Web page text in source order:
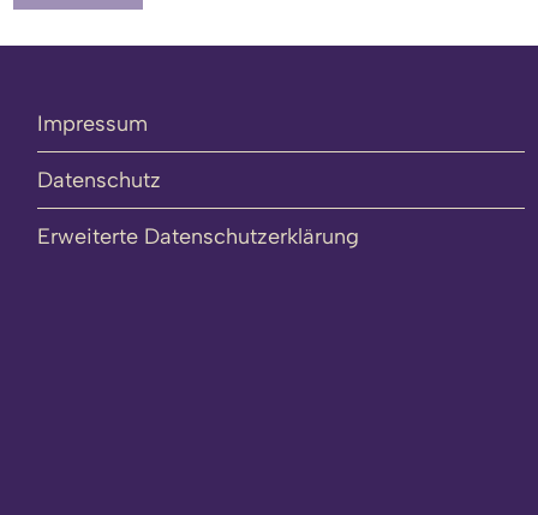
Impressum
Datenschutz
Erweiterte Datenschutzerklärung